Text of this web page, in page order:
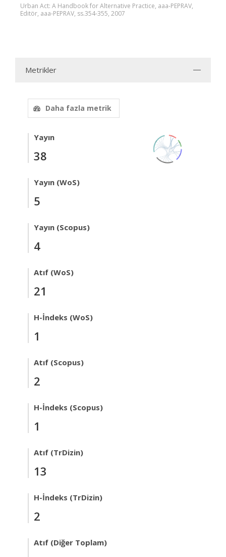
Urban Act: A Handbook for Alternative Practice, aaa-PEPRAV,
Editör, aaa-PEPRAV, ss.354-355, 2007
Metrikler
Daha fazla metrik
Yayın
38
Yayın (WoS)
5
Yayın (Scopus)
4
Atıf (WoS)
21
H-İndeks (WoS)
1
Atıf (Scopus)
2
H-İndeks (Scopus)
1
Atıf (TrDizin)
13
H-İndeks (TrDizin)
2
Atıf (Diğer Toplam)